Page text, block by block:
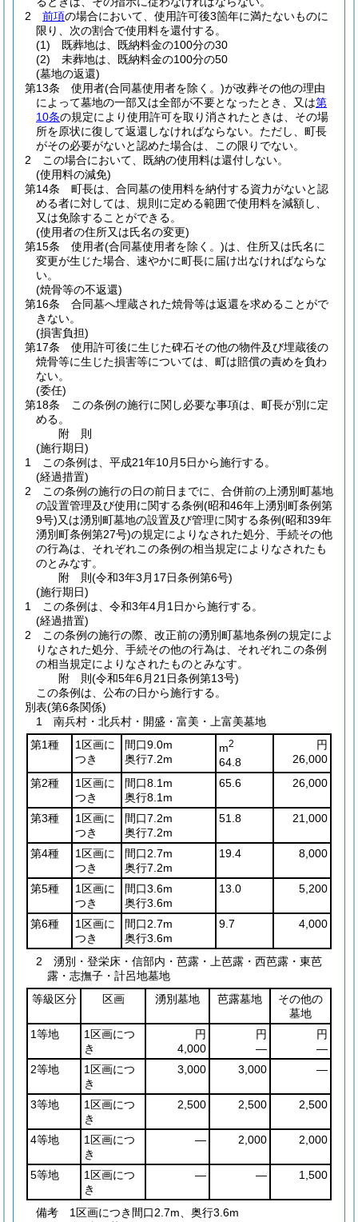
2
前項の場合において、使用許可後3箇年に満たないものに
限り、次の割合で使用料を還付する。
(1)
既葬地は、既納料金の100分の30
(2)
未葬地は、既納料金の100分の50
(墓地の返還)
第13条
使用者(合同墓使用者を除く。)が改葬その他の理由
によって墓地の一部又は全部が不要となったとき、又は第
10条の規定により使用許可を取り消されたときは、その場
所を原状に復して返還しなければならない。 ただし、町長
がその必要がないと認めた場合は、この限りでない。
2
この場合において、既納の使用料は還付しない。
(使用料の減免)
第14条
町長は、合同墓の使用料を納付する資力がないと認
める者に対しては、規則に定める範囲で使用料を減額し、
又は免除することができる。
(使用者の住所又は氏名の変更)
第15条
使用者(合同墓使用者を除く。)は、住所又は氏名に
変更が生じた場合、速やかに町長に届け出なければならな
い。
(焼骨等の不返還)
第16条
合同墓へ埋蔵された焼骨等は返還を求めることがで
きない。
(損害負担)
第17条
使用許可後に生じた碑石その他の物件及び埋蔵後の
焼骨等に生じた損害等については、町は賠償の責めを負わ
ない。
(委任)
第18条
この条例の施行に関し必要な事項は、町長が別に定
める。
附 則
(施行期日)
1
この条例は、平成21年10月5日から施行する。
(経過措置)
2
この条例の施行の日の前日までに、合併前の上湧別町墓地
の設置管理及び使用に関する条例(昭和46年上湧別町条例第
9号)又は湧別町墓地の設置及び管理に関する条例(昭和39年
湧別町条例第27号)の規定によりなされた処分、手続その他
の行為は、それぞれこの条例の相当規定によりなされたも
のとみなす。
附 則(令和3年3月17日条例第6号)
(施行期日)
1
この条例は、令和3年4月1日から施行する。
(経過措置)
2
この条例の施行の際、改正前の湧別町墓地条例の規定によ
りなされた処分、手続その他の行為は、それぞれこの条例
の相当規定によりなされたものとみなす。
附 則(令和5年6月21日条例第13号)
この条例は、公布の日から施行する。
別表(第6条関係)
1 南兵村・北兵村・開盛・富美・上富美墓地
第1種
1区画に
つき
間口9.0m
奥行7.2m
m2
64.8
円
26,000
第2種
1区画に
つき
間口8.1m
奥行8.1m
65.6 26,000
第3種
1区画に
つき
間口7.2m
奥行7.2m
51.8 21,000
第4種
1区画に
つき
間口2.7m
奥行7.2m
19.4 8,000
第5種
1区画に
つき
間口3.6m
奥行3.6m
13.0 5,200
第6種
1区画に
つき
間口2.7m
奥行3.6m
9.7 4,000
2 湧別・登栄床・信部内・芭露・上芭露・西芭露・東芭
露・志撫子・計呂地墓地
等級区分
区画 湧別墓地 芭露墓地
その他の
墓地
1等地
1区画につ
き
円
4,000
円
―
円
―
2等地
1区画につ
き
3,000 3,000 ―
3等地
1区画につ
き
2,500 2,500 2,500
4等地
1区画につ
き
― 2,000 2,000
5等地
1区画につ
き
― ― 1,500
備考 1区画につき間口2.7m、奥行3.6m